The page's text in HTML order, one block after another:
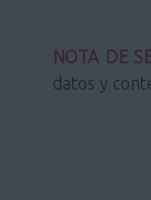
NOTA DE
datos y